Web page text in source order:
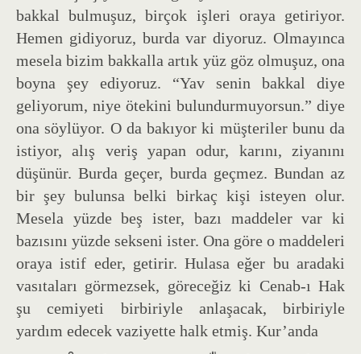
bakkal bulmuşuz, birçok işleri oraya getiriyor.
Hemen gidiyoruz, burda var diyoruz. Olmayınca
mesela bizim bakkalla artık yüz göz olmuşuz, ona
boyna şey ediyoruz. “Yav senin bakkal diye
geliyorum, niye ötekini bulundurmuyorsun.” diye
ona söylüyor. O da bakıyor ki müşteriler bunu da
istiyor, alış veriş yapan odur, karını, ziyanını
düşünür. Burda geçer, burda geçmez. Bundan az
bir şey bulunsa belki birkaç kişi isteyen olur.
Mesela yüzde beş ister, bazı maddeler var ki
bazısını yüzde sekseni ister. Ona göre o maddeleri
oraya istif eder, getirir. Hulasa eğer bu aradaki
vasıtaları görmezsek, göreceğiz ki Cenab-ı Hak
şu cemiyeti birbiriyle anlaşacak, birbiriyle
yardım edecek vaziyette halk etmiş. Kur’anda